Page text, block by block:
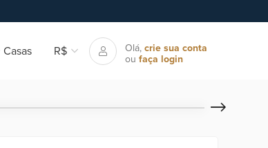
Casas R$ Olá, crie sua conta
ou faça login